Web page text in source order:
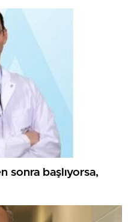
sonra başlıyorsa,